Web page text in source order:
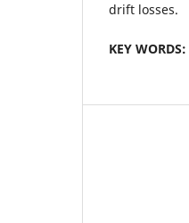
drift losses.
KEY WORDS: